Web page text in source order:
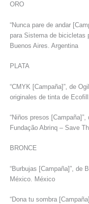
ORO
“Nunca pare de andar
para Sistema de bicicletas
Buenos Aires. Argentina
PLATA
“CMYK [Campaña]”, de
originales de tinta de
“Niños presos
Fundação Abrinq – Save
BRONCE
“Burbujas [Campaña]”, de
México. México
“Dona tu sombra